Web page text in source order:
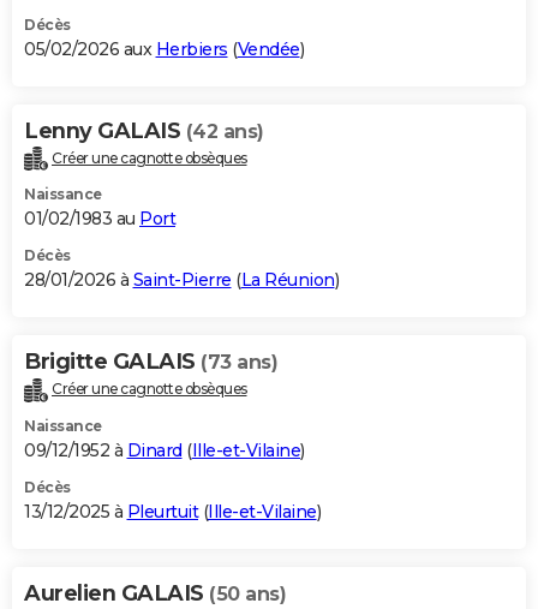
Décès
05/02/2026 aux Herbiers (Vendée)
Lenny GALAIS (42 ans)
Créer une cagnotte obsèques
Naissance
01/02/1983 au Port
Décès
28/01/2026 à Saint-Pierre (La Réunion)
Brigitte GALAIS (73 ans)
Créer une cagnotte obsèques
Naissance
09/12/1952 à Dinard (Ille-et-Vilaine)
Décès
13/12/2025 à Pleurtuit(Ille-et-Vilaine)
Aurelien GALAIS (50 ans)